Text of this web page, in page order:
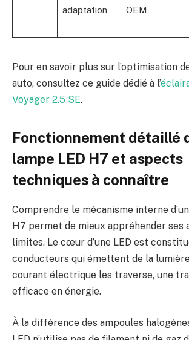
adaptation
OEM
Pour en savoir plus sur l’optimisation
auto, consultez ce guide dédié à l’
Voyager 2.5 SE.
Fonctionnement détaillé
lampe LED H7 et aspects
techniques à connaître
Comprendre le mécanisme interne
H7 permet de mieux appréhender ses
limites. Le cœur d’une LED est
conducteurs qui émettent de la
courant électrique les traverse, une
efficace en énergie.
À la différence des ampoules